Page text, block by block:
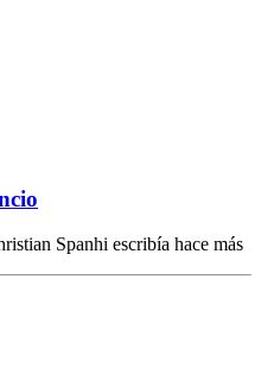
Spanhi escribía hace más